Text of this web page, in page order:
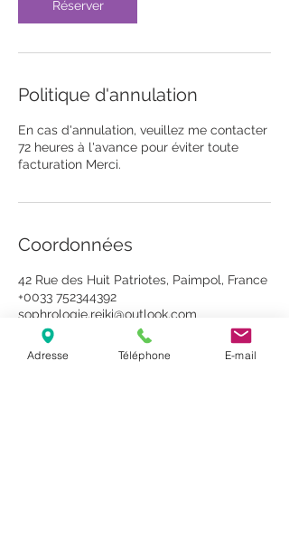
Réserver
Politique d'annulation
En cas d'annulation, veuillez me contacter
72 heures à l'avance pour éviter toute
facturation Merci.
Coordonnées
42 Rue des Huit Patriotes, Paimpol, France
+0033 752344392
sophrologie.reiki@outlook.com
Adresse Téléphone E-mail